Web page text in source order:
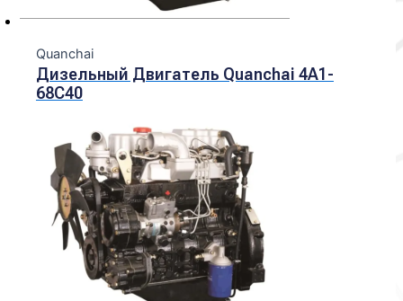
Quanchai
Дизельный Двигатель Quanchai 4A1-
68C40